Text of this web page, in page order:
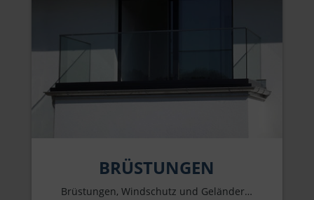
BRÜSTUNGEN
Brüstungen, Windschutz und Geländer…